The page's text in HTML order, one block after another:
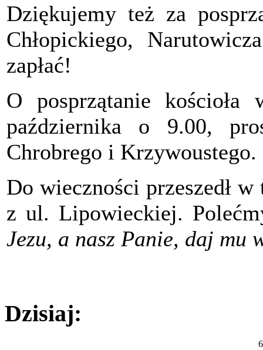
Dziękujemy też za
Chłopickiego,
zapłać!
O posprzątanie
października o 9.00,
Chrobrego i Krzywoustego.
Do wieczności przeszedł
z ul. Lipowieckiej.
Jezu, a nasz Panie, daj mu
Dzisiaj: